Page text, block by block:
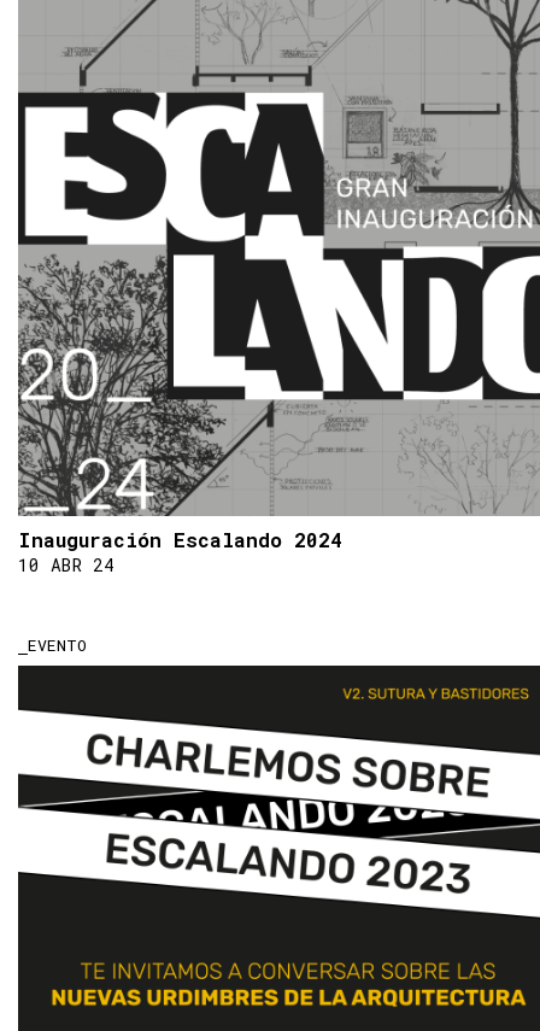
Inauguración Escalando 2024
10 ABR 24
EVENTO